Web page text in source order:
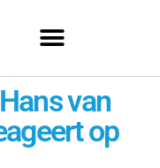
van
op